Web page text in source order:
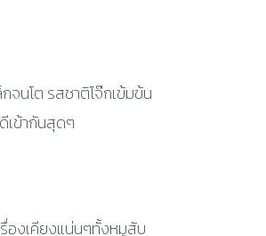
จนโต รสชาติโจ๊กเข้มข้น
เข้ากันสุดๆ
องเคียงแน่นๆทั้งหมูสับ